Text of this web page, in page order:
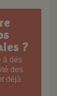
?
des
déjà